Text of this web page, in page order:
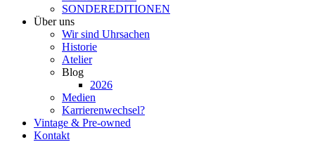
SONDEREDITIONEN
Über uns
Wir sind Uhrsachen
Historie
Atelier
Blog
2026
Medien
Karrierenwechsel?
Vintage & Pre-owned
Kontakt